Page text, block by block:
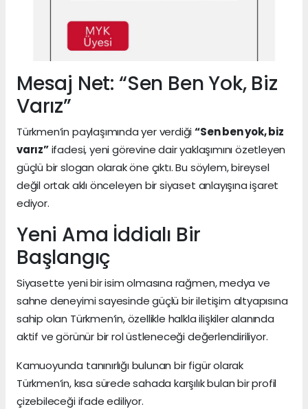
Mesaj Net: “Sen Ben Yok, Biz
Varız”
Türkmen’in paylaşımında yer verdiği“Sen ben yok, biz
varız”ifadesi, yeni görevine dair yaklaşımını özetleyen
güçlü bir slogan olarak öne çıktı. Bu söylem, bireysel
değil ortak aklı önceleyen bir siyaset anlayışına işaret
ediyor.
Yeni Ama İddialı Bir
Başlangıç
Siyasette yeni bir isim olmasına rağmen, medya ve
sahne deneyimi sayesinde güçlü bir iletişim altyapısına
sahip olan Türkmen’in, özellikle halkla ilişkiler alanında
aktif ve görünür bir rol üstleneceği değerlendiriliyor.
Kamuoyunda tanınırlığı bulunan bir figür olarak
Türkmen’in, kısa sürede sahada karşılık bulan bir profil
çizebileceği ifade ediliyor.